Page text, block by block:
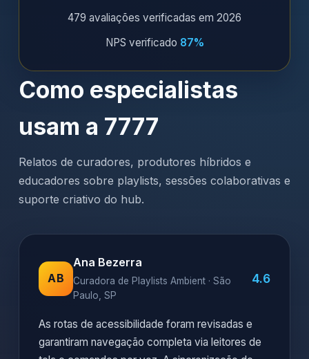
479 avaliações verificadas em 2026
NPS verificado 87%
Como especialistas
usam a 7777
Relatos de curadores, produtores híbridos e
educadores sobre playlists, sessões colaborativas e
suporte criativo do hub.
AB
Ana Bezerra
Curadora de Playlists Ambient · São
Paulo, SP
4.6
As rotas de acessibilidade foram revisadas e
garantiram navegação completa via leitores de